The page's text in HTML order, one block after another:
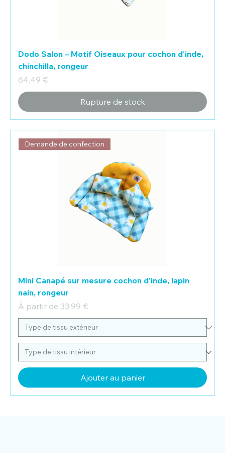
Dodo Salon – Motif Oiseaux pour cochon d'inde,
chinchilla, rongeur
Prix
64,49 €
Rupture de stock
Demande de confection
Mini Canapé sur mesure cochon d'inde, lapin
nain, rongeur
À partir de 33,99 €
Prix promotionnel
Ajouter au panier